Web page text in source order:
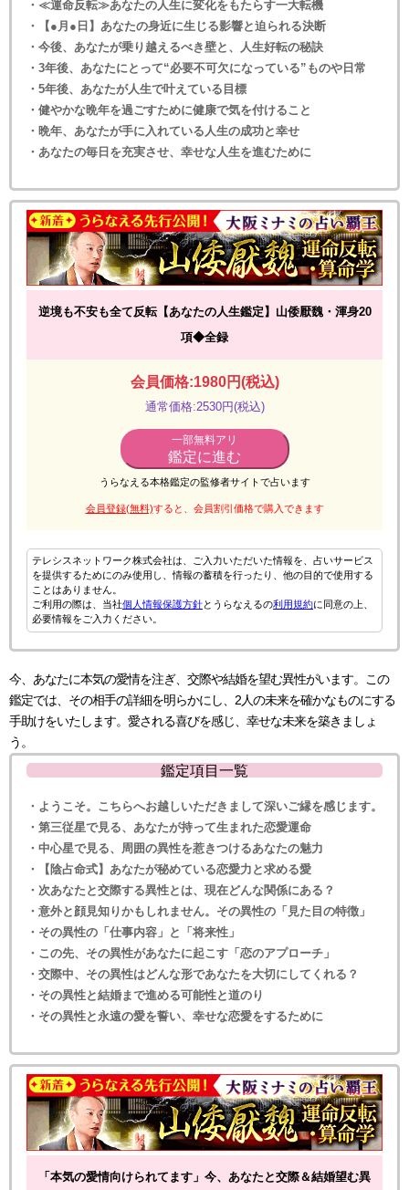
・≪運命反転≫あなたの人生に変化をもたらす一大転機
・【●月●日】あなたの身近に生じる影響と迫られる決断
・今後、あなたが乗り越えるべき壁と、人生好転の秘訣
・3年後、あなたにとって“必要不可欠になっている”ものや日常
・5年後、あなたが人生で叶えている目標
・健やかな晩年を過ごすために健康で気を付けること
・晩年、あなたが手に入れている人生の成功と幸せ
・あなたの毎日を充実させ、幸せな人生を進むために
逆境も不安も全て反転【あなたの人生鑑定】山倭厭魏・渾身20
項◆全録
会員価格:1980円(税込)
通常価格:2530円(税込)
一部無料アリ
鑑定に進む
うらなえる本格鑑定の監修者サイトで占います
会員登録(無料)すると、会員割引価格で購入できます
テレシスネットワーク株式会社は、ご入力いただいた情報を、占いサービス
を提供するためにのみ使用し、情報の蓄積を行ったり、他の目的で使用する
ことはありません。
ご利用の際は、当社個人情報保護方針とうらなえるの利用規約に同意の上、
必要情報をご入力ください。
今、あなたに本気の愛情を注ぎ、交際や結婚を望む異性がいます。この
鑑定では、その相手の詳細を明らかにし、2人の未来を確かなものにする
手助けをいたします。愛される喜びを感じ、幸せな未来を築きましょ
う。
鑑定項目一覧
・ようこそ。こちらへお越しいただきまして深いご縁を感じます。
・第三従星で見る、あなたが持って生まれた恋愛運命
・中心星で見る、周囲の異性を惹きつけるあなたの魅力
・【陰占命式】あなたが秘めている恋愛力と求める愛
・次あなたと交際する異性とは、現在どんな関係にある？
・意外と顔見知りかもしれません。その異性の「見た目の特徴」
・その異性の「仕事内容」と「将来性」
・この先、その異性があなたに起こす「恋のアプローチ」
・交際中、その異性はどんな形であなたを大切にしてくれる？
・その異性と結婚まで進める可能性と道のり
・その異性と永遠の愛を誓い、幸せな恋愛をするために
「本気の愛情向けられてます」今、あなたと交際＆結婚望む異